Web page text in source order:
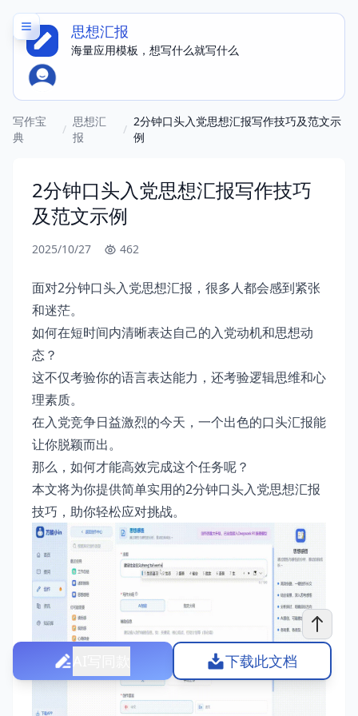
思想汇报
海量应用模板，想写什么就写什么
写作宝
典
/
思想汇
报
/
2分钟口头入党思想汇报写作技巧及范文示
例
2分钟口头入党思想汇报写作技巧
及范文示例
2025/10/27 462
面对2分钟口头入党思想汇报，很多人都会感到紧张
和迷茫。
如何在短时间内清晰表达自己的入党动机和思想动
态？
这不仅考验你的语言表达能力，还考验逻辑思维和心
理素质。
在入党竞争日益激烈的今天，一个出色的口头汇报能
让你脱颖而出。
那么，如何才能高效完成这个任务呢？
本文将为你提供简单实用的2分钟口头入党思想汇报
技巧，助你轻松应对挑战。
下载此文档